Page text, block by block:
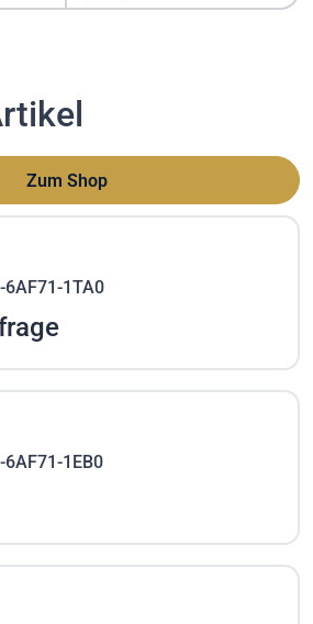
Zum Shop
1TA0
1EB0